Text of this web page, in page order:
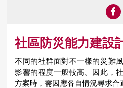
社區防災能力建設
不同的社群面對不一樣的災難
影響的程度一般較高。因此，
方案時，需因應各自情況尋求合